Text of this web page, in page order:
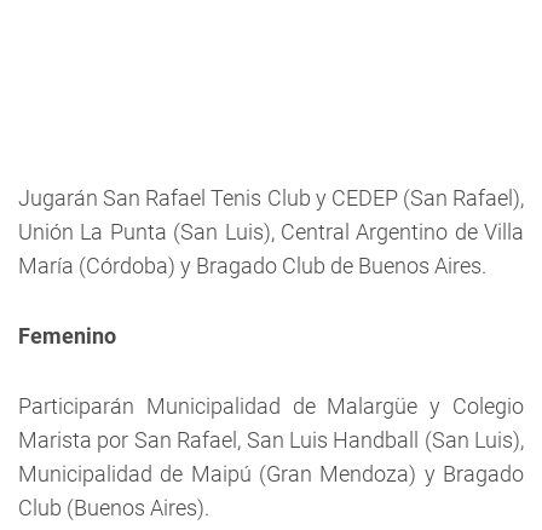
Jugarán San Rafael Tenis Club y CEDEP (San Rafael),
Unión La Punta (San Luis), Central Argentino de Villa
María (Córdoba) y Bragado Club de Buenos Aires.
Femenino
Participarán Municipalidad de Malargüe y Colegio
Marista por San Rafael, San Luis Handball (San Luis),
Municipalidad de Maipú (Gran Mendoza) y Bragado
Club (Buenos Aires).